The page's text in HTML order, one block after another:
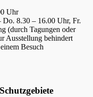
Uhr
8.30 – 16.00 Uhr, Fr.
(durch Tagungen oder
Ausstellung behindert
Besuch